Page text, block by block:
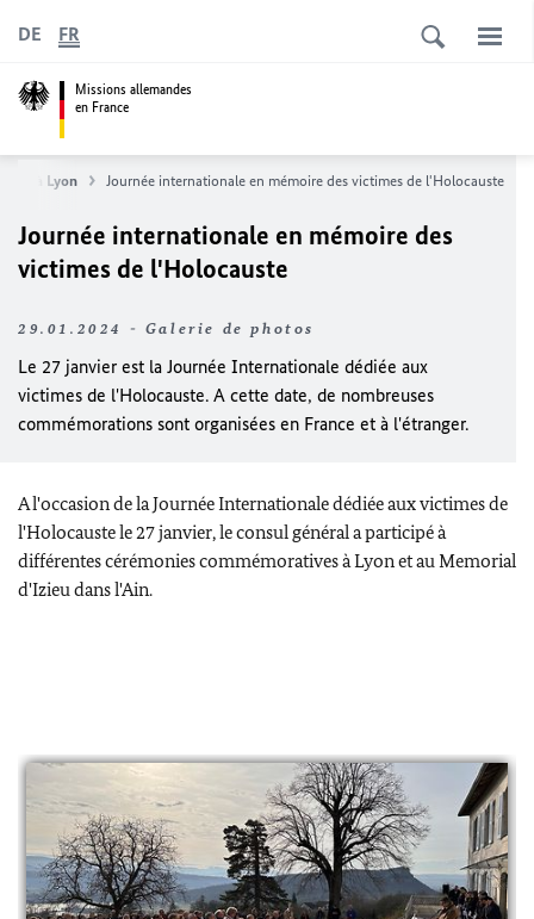
Missions allemandes
en France
DE FR
à Lyon Journée internationale en mémoire des victimes de l'Holocauste
Journée internationale en mémoire des
victimes de l'Holocauste
29.01.2024 - Galerie de photos
Le 27 janvier est la Journée Internationale dédiée aux
victimes de l'Holocauste. A cette date, de nombreuses
commémorations sont organisées en France et à l'étranger.
A l'occasion de la Journée Internationale dédiée aux victimes de
l'Holocauste le 27 janvier, le consul général a participé à
différentes cérémonies commémoratives à Lyon et au Memorial
d'Izieu dans l'Ain.